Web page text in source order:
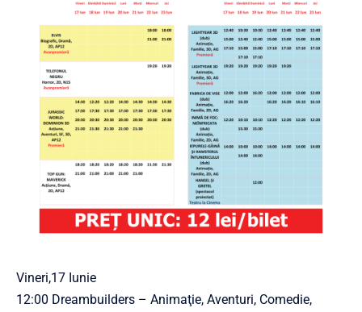
Vineri,17 Iunie
12:00 Dreambuilders – Animaţie, Aventuri, Comedie,